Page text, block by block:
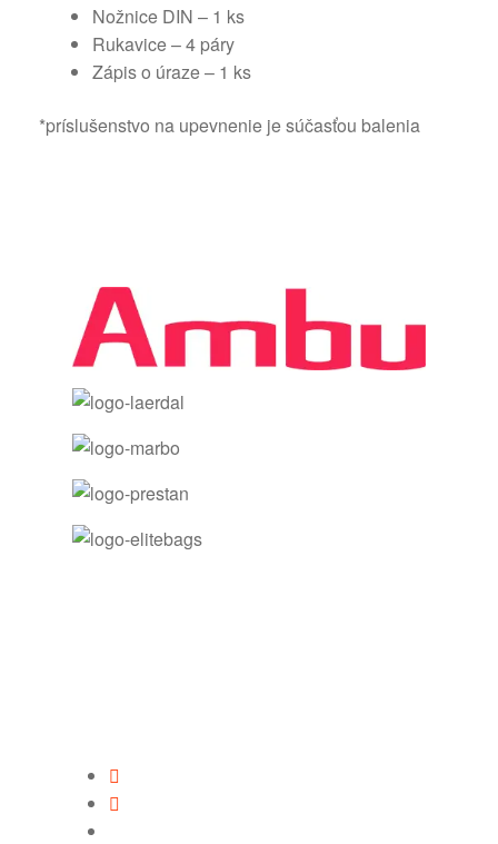
Nožnice DIN – 1 ks
Rukavice – 4 páry
Zápis o úraze – 1 ks
*príslušenstvo na upevnenie je súčasťou balenia